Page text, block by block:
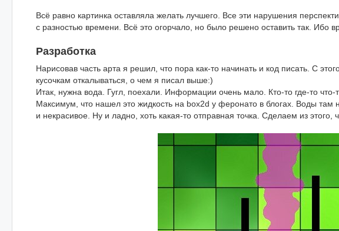
Всё равно картинка оставляла желать лучшего. Все эти нарушения
c разностью времени. Всё это огорчало, но было решено оставить так. Ибо
Разработка
Нарисовав часть арта я решил, что пора как-то начинать и код писать. С
кусочкам откалываться, о чем я писал выше:)
Итак, нужна вода. Гугл, поехали. Информации очень мало. Кто-то где-то
Максимум, что нашел это жидкость на box2d у феронато в блогах. Воды
и некрасивое. Ну и ладно, хоть какая-то отправная точка. Сделаем из этого,